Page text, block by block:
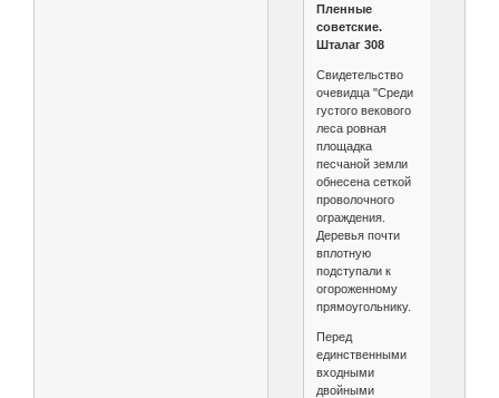
Пленные
советские.
Шталаг 308
Свидетельство
очевидца "Среди
густого векового
леса ровная
площадка
песчаной земли
обнесена сеткой
проволочного
ограждения.
Деревья почти
вплотную
подступали к
огороженному
прямоугольнику.
Перед
единственными
входными
двойными